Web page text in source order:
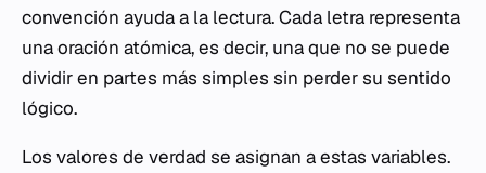
convención ayuda a la lectura. Cada letra representa
una oración atómica, es decir, una que no se puede
dividir en partes más simples sin perder su sentido
lógico.
Los valores de verdad se asignan a estas variables.